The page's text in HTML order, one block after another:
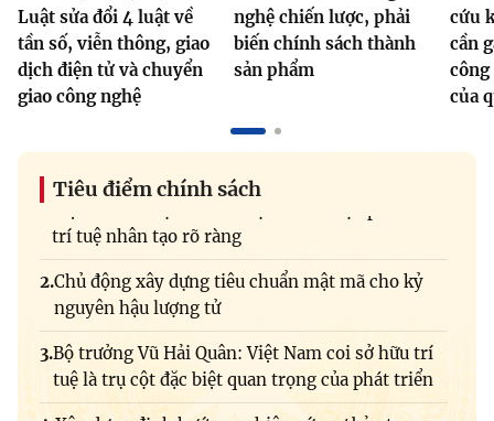
Bưu chính, Viễn thông
Sở hữu trí tuệ
Năng lượng nguyên tử
Tin tổng hợp
Tin địa phương
Văn bản chỉ đạo điều hành
Lấy ý kiến người dân về dự thảo VBQPPL
Khoa học và Công nghệ
Đổi mới sáng tạo
Bưu chính, Viễn thông
Sở hữu trí tuệ
Tiêu chuẩn, đo lường, chất lượng
Năng lượng nguyên tử
Multimedia
THƯ ĐIỆN TỬ
Videos
Infographic
Ảnh
Voice
Nhiệm vụ trọng tâm
Luật sửa đổi 4 luật về
tần số, viễn thông, giao
dịch điện tử và chuyển
giao công nghệ
nghệ chiến lược, phải
biến chính sách thành
sản phẩm
cứu
cần
công
của
Tiêu điểm chính sách
Việt Nam đã định hình một Chiến lược phát triển
trí tuệ nhân tạo rõ ràng
Chủ động xây dựng tiêu chuẩn mật mã cho kỷ
nguyên hậu lượng tử
Bộ trưởng Vũ Hải Quân: Việt Nam coi sở hữu trí
tuệ là trụ cột đặc biệt quan trọng của phát triển
Xây dựng định hướng nghiên cứu cơ bản trong
Tổ chức giám định
Thông báo kết quả lựa chọn tổ chức hành nghề đấu
giá tài sản
Kết quả thực hiện nhiệm vụ KH&CN độc lập cấp
quốc gia, mã số DAKH-02/19-ĐT.02